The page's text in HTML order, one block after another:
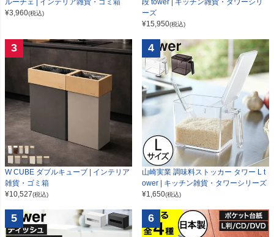
¥3,960(税込)
ーズ
¥15,950(税込)
3
W CUBE ダブルキューブ | インテリア
雑貨・ゴミ箱
¥10,527(税込)
4
山崎実業 調味料ストッカー タワー L t
ower | キッチン雑貨・タワーシリーズ
¥1,650(税込)
5 6